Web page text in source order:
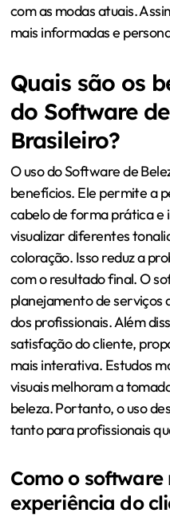
com as modas atuais.
mais informadas e
Quais são os
do Software
Brasileiro?
O uso do Software de
benefícios. Ele permite a
cabelo de forma prática e
visualizar diferentes
coloração. Isso reduz a
com o resultado final. O
planejamento de serviços
dos profissionais. Além
satisfação do cliente,
mais interativa. Estudos
visuais melhoram a
beleza. Portanto, o uso
tanto para profissionais
Como o software
experiência do